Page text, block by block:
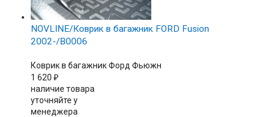
NOVLINE/Коврик в багажник FORD Fusion
2002-/B0006
Коврик в багажник Форд Фьюжн
1 620 ₽
наличие товара
уточняйте у
менеджера